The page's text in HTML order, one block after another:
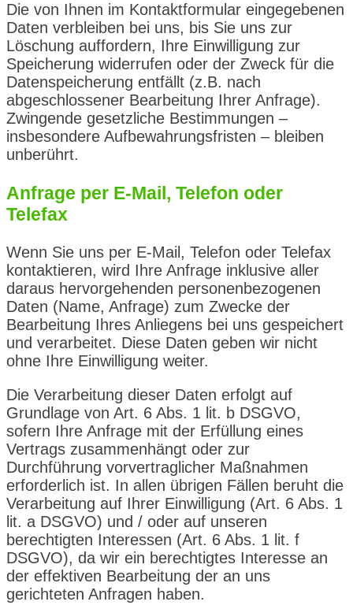
Die von Ihnen im Kontaktformular eingegebenen
Daten verbleiben bei uns, bis Sie uns zur
Löschung auffordern, Ihre Einwilligung zur
Speicherung widerrufen oder der Zweck für die
Datenspeicherung entfällt (z.B. nach
abgeschlossener Bearbeitung Ihrer Anfrage).
Zwingende gesetzliche Bestimmungen –
insbesondere Aufbewahrungsfristen – bleiben
unberührt.
Anfrage per E-Mail, Telefon oder
Telefax
Wenn Sie uns per E-Mail, Telefon oder Telefax
kontaktieren, wird Ihre Anfrage inklusive aller
daraus hervorgehenden personenbezogenen
Daten (Name, Anfrage) zum Zwecke der
Bearbeitung Ihres Anliegens bei uns gespeichert
und verarbeitet. Diese Daten geben wir nicht
ohne Ihre Einwilligung weiter.
Die Verarbeitung dieser Daten erfolgt auf
Grundlage von Art. 6 Abs. 1 lit. b DSGVO,
sofern Ihre Anfrage mit der Erfüllung eines
Vertrags zusammenhängt oder zur
Durchführung vorvertraglicher Maßnahmen
erforderlich ist. In allen übrigen Fällen beruht die
Verarbeitung auf Ihrer Einwilligung (Art. 6 Abs. 1
lit. a DSGVO) und / oder auf unseren
berechtigten Interessen (Art. 6 Abs. 1 lit. f
DSGVO), da wir ein berechtigtes Interesse an
der effektiven Bearbeitung der an uns
gerichteten Anfragen haben.